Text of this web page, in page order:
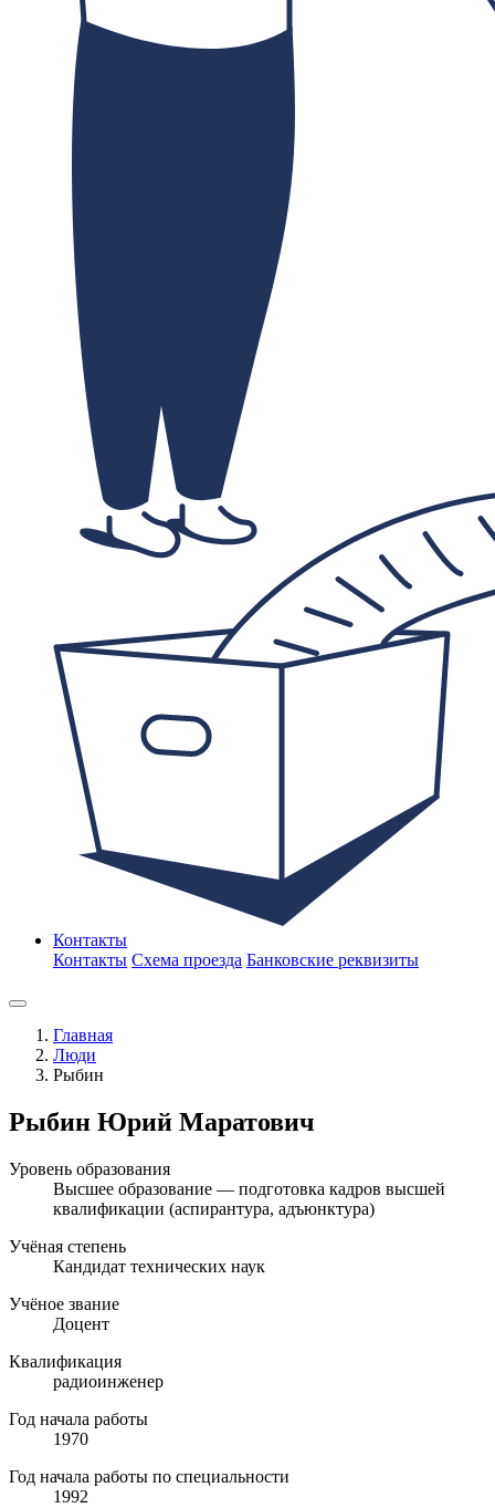
Контакты
Контакты Схема проезда Банковские реквизиты
Главная
Люди
Рыбин
Рыбин Юрий Маратович
Уровень образования
Высшее образование — подготовка кадров высшей
квалификации (аспирантура, адъюнктура)
Учёная степень
Кандидат технических наук
Учёное звание
Доцент
Квалификация
радиоинженер
Год начала работы
1970
Год начала работы по специальности
1992